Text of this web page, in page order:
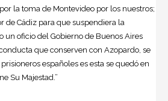
la toma de Montevideo por los nuestros;
de Cádiz para que suspendiera la
un oficio del Gobierno de Buenos Aires
que conserven con Azopardo, se
españoles es esta se quedó en
Su Majestad.”